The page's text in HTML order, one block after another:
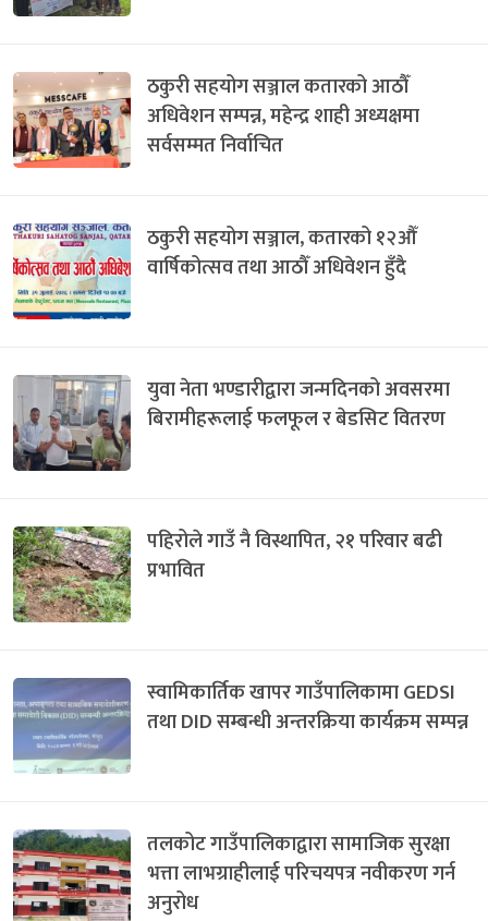
ठकुरी सहयोग सञ्जाल कतारको आठौँ
अधिवेशन सम्पन्न, महेन्द्र शाही अध्यक्षमा
सर्वसम्मत निर्वाचित
ठकुरी सहयोग सञ्जाल, कतारको १२औँ
वार्षिकोत्सव तथा आठौँ अधिवेशन हुँदै
युवा नेता भण्डारीद्वारा जन्मदिनको अवसरमा
बिरामीहरूलाई फलफूल र बेडसिट वितरण
पहिरोले गाउँ नै विस्थापित, २१ परिवार बढी
प्रभावित
स्वामिकार्तिक खापर गाउँपालिकामा GEDSI
तथा DID सम्बन्धी अन्तरक्रिया कार्यक्रम सम्पन्न
तलकोट गाउँपालिकाद्वारा सामाजिक सुरक्षा
भत्ता लाभग्राहीलाई परिचयपत्र नवीकरण गर्न
अनुरोध